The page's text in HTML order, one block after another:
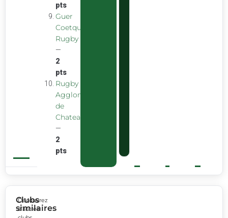
pts
Guer
Coetquidan
Rugby
—
2
pts
Rugby
Agglomeration
de
Chateaubourg
—
2
pts
Clubs
similaires
Découvrez
d’autres